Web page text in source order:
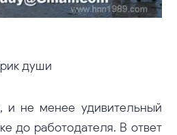
души
и не менее удивительный
до работодателя. В ответ